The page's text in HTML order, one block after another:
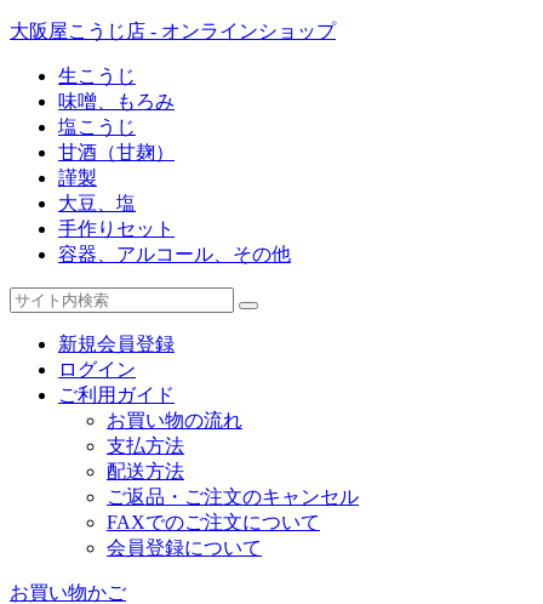
大阪屋こうじ店 - オンラインショップ
生こうじ
味噌、もろみ
塩こうじ
甘酒（甘麹）
謹製
大豆、塩
手作りセット
容器、アルコール、その他
新規会員登録
ログイン
ご利用ガイド
お買い物の流れ
支払方法
配送方法
ご返品・ご注文のキャンセル
FAXでのご注文について
会員登録について
お買い物かご